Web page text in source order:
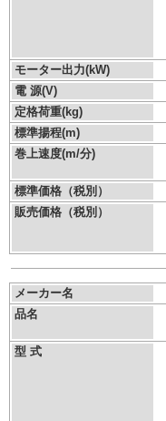
モーター出力(kW)
電 源(V)
定格荷重(kg)
標準揚程(m)
巻上速度(m/分)
標準価格（税別）
販売価格（税別）
メーカー名
品名
型 式